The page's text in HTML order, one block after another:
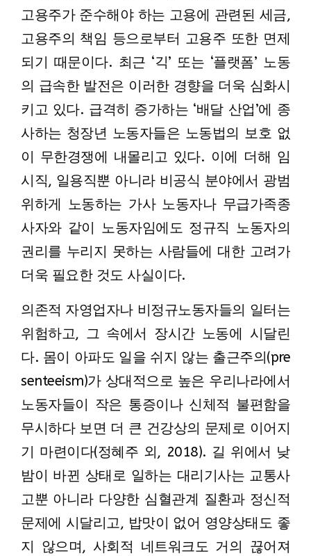
고용주가 준수해야 하는 고용에 관련된 세금,
고용주의 책임 등으로부터 고용주 또한 면제
되기 때문이다. 최근 ‘긱’ 또는 ‘플랫폼’ 노동
의 급속한 발전은 이러한 경향을 더욱 심화시
키고 있다. 급격히 증가하는 ‘배달 산업’에 종
사하는 청장년 노동자들은 노동법의 보호 없
이 무한경쟁에 내몰리고 있다. 이에 더해 임
시직, 일용직뿐 아니라 비공식 분야에서 광범
위하게 노동하는 가사 노동자나 무급가족종
사자와 같이 노동자임에도 정규직 노동자의
권리를 누리지 못하는 사람들에 대한 고려가
더욱 필요한 것도 사실이다.
의존적 자영업자나 비정규노동자들의 일터는
위험하고, 그 속에서 장시간 노동에 시달린
다. 몸이 아파도 일을 쉬지 않는 출근주의(pre
senteeism)가 상대적으로 높은 우리나라에서
노동자들이 작은 통증이나 신체적 불편함을
무시하다 보면 더 큰 건강상의 문제로 이어지
기 마련이다(정혜주 외, 2018). 길 위에서 낮
밤이 바뀐 상태로 일하는 대리기사는 교통사
고뿐 아니라 다양한 심혈관계 질환과 정신적
문제에 시달리고, 밥맛이 없어 영양상태도 좋
지 않으며, 사회적 네트워크도 거의 끊어져